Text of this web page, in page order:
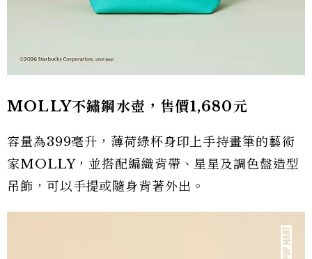
MOLLY不鏽鋼水壺，售價1,680元
容量為399毫升，薄荷綠杯身印上手持畫筆的藝術
家MOLLY，並搭配編織背帶、星星及調色盤造型
吊飾，可以手提或隨身背著外出。